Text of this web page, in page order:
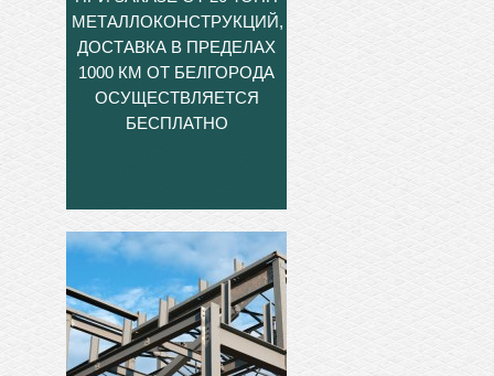
МЕТАЛЛОКОНСТРУКЦИЙ,
ДОСТАВКА В ПРЕДЕЛАХ
1000 КМ ОТ БЕЛГОРОДА
ОСУЩЕСТВЛЯЕТСЯ
БЕСПЛАТНО